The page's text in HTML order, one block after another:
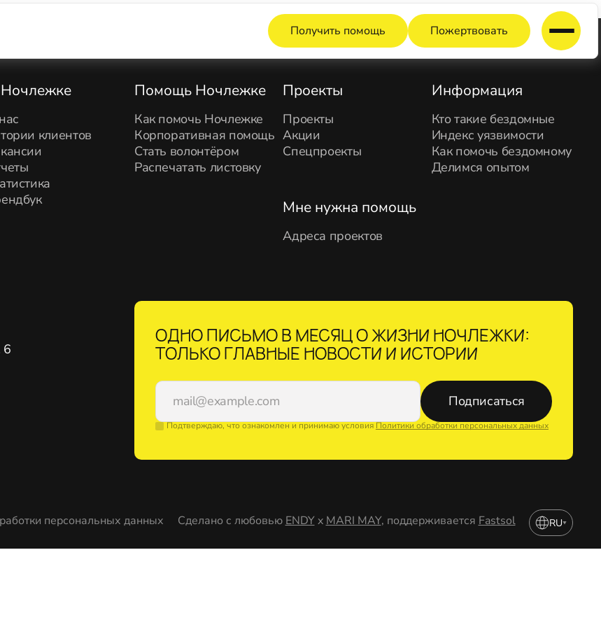
Получить помощь Пожертвовать
клиентов
Помощь Ночлежке
Как помочь Ночлежке
Корпоративная помощь
Стать волонтёром
Распечатать листовку
Проекты
Проекты
Акции
Спецпроекты
Информация
Кто такие бездомные
Индекс уязвимости
Как помочь бездомному
Делимся опытом
Мне нужна помощь
Адреса проектов
6
ОДНО ПИСЬМО В МЕСЯЦ О ЖИЗНИ НОЧЛЕЖКИ:
ТОЛЬКО ГЛАВНЫЕ НОВОСТИ И ИСТОРИИ
Подписаться
Подтверждаю, что ознакомлен и принимаю условияПолитики обработки персональных данных
персональных данных Сделано с любовью ENDY x MARI MAY, поддерживается Fastsol RU